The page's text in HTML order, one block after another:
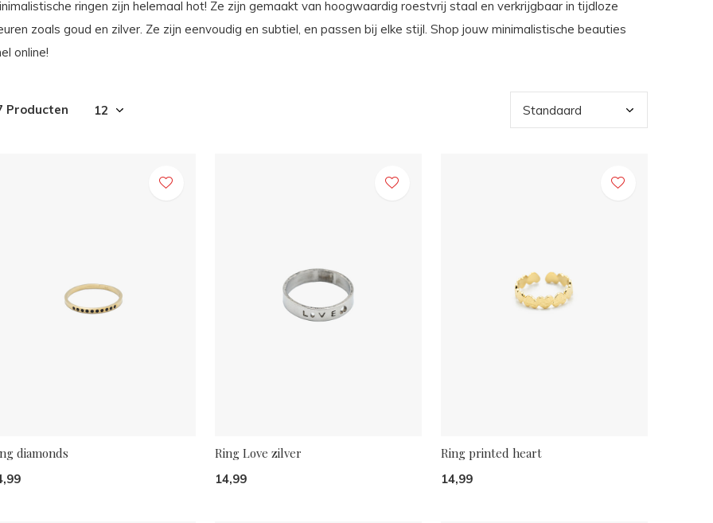
ringen zijn helemaal hot! Ze zijn gemaakt van hoogwaardig roestvrij staal en verkrijgbaar in tijdloze
zoals goud en zilver. Ze zijn eenvoudig en subtiel, en passen bij elke stijl. Shop jouw minimalistische beauties
online!
Producten
diamonds Ring Love zilver
14,99
Ring printed heart
14,99